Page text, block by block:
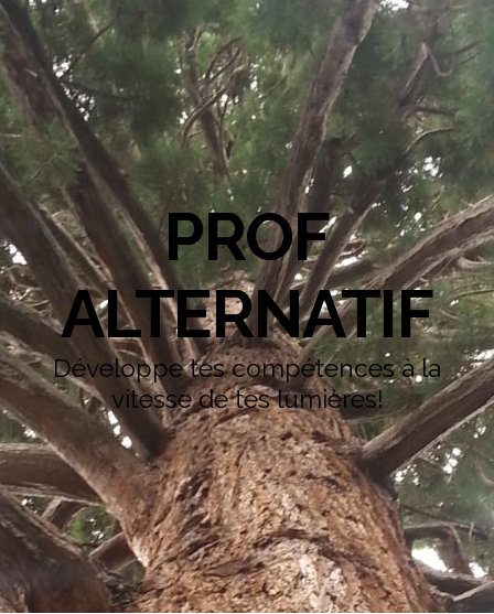
PROF
ALTERNATIF
Développe tes compétences à la
vitesse de tes lumières!